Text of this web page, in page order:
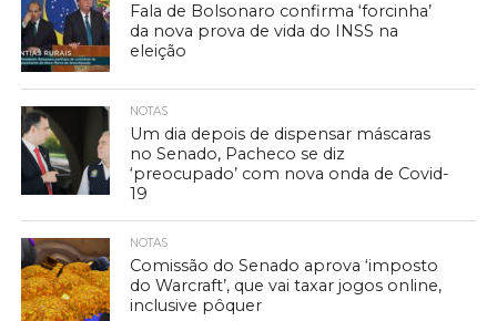
Fala de Bolsonaro confirma ‘forcinha’
da nova prova de vida do INSS na
eleição
NOTAS
Um dia depois de dispensar máscaras
no Senado, Pacheco se diz
‘preocupado’ com nova onda de Covid-
19
NOTAS
Comissão do Senado aprova ‘imposto
do Warcraft’, que vai taxar jogos online,
inclusive pôquer